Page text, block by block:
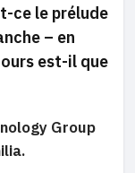
ce le prélude
– en
est-il que
Group